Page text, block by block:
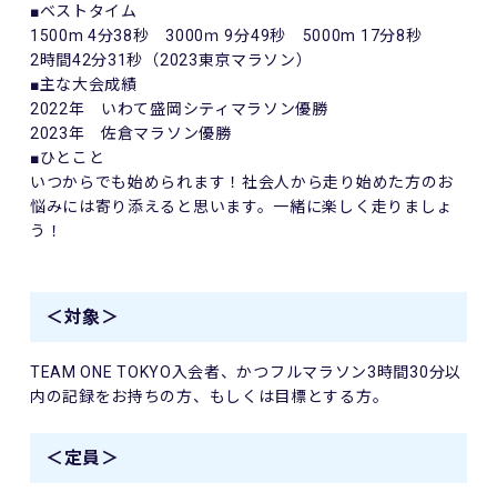
■ベストタイム
1500m 4分38秒 3000ｍ 9分49秒 5000m 17分8秒
2時間42分31秒（2023東京マラソン）
■主な大会成績
2022年 いわて盛岡シティマラソン優勝
2023年 佐倉マラソン優勝
■ひとこと
いつからでも始められます！ 社会人から走り始めた方のお
悩みには寄り添えると思います。 一緒に楽しく走りましょ
う！
＜対象＞
TEAM ONE TOKYO入会者、かつフルマラソン3時間30分以
内の記録をお持ちの方、もしくは目標とする方。
＜定員＞